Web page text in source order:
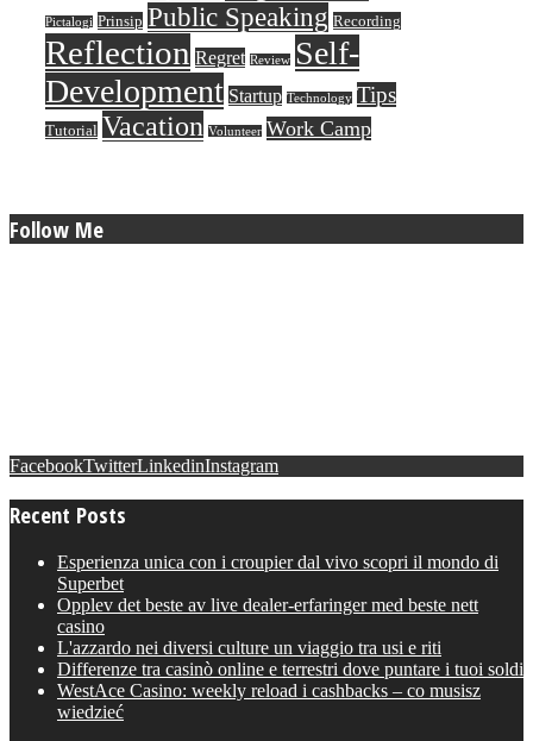
Pictalogi Prinsip Public Speaking Recording
Reflection Regret Review Self-
Development Startup Technology Tips
Tutorial Vacation Volunteer Work Camp
Follow Me
FacebookTwitterLinkedinInstagram
Recent Posts
Esperienza unica con i croupier dal vivo scopri il mondo di
Superbet
Opplev det beste av live dealer-erfaringer med beste nett
casino
L'azzardo nei diversi culture un viaggio tra usi e riti
Differenze tra casinò online e terrestri dove puntare i tuoi soldi
WestAce Casino: weekly reload i cashbacks – co musisz
wiedzieć